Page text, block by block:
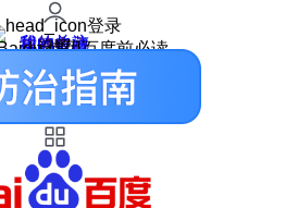
登录
我的关注
我的收藏
皮肤中心
用户反馈
设置
使用百度前必读